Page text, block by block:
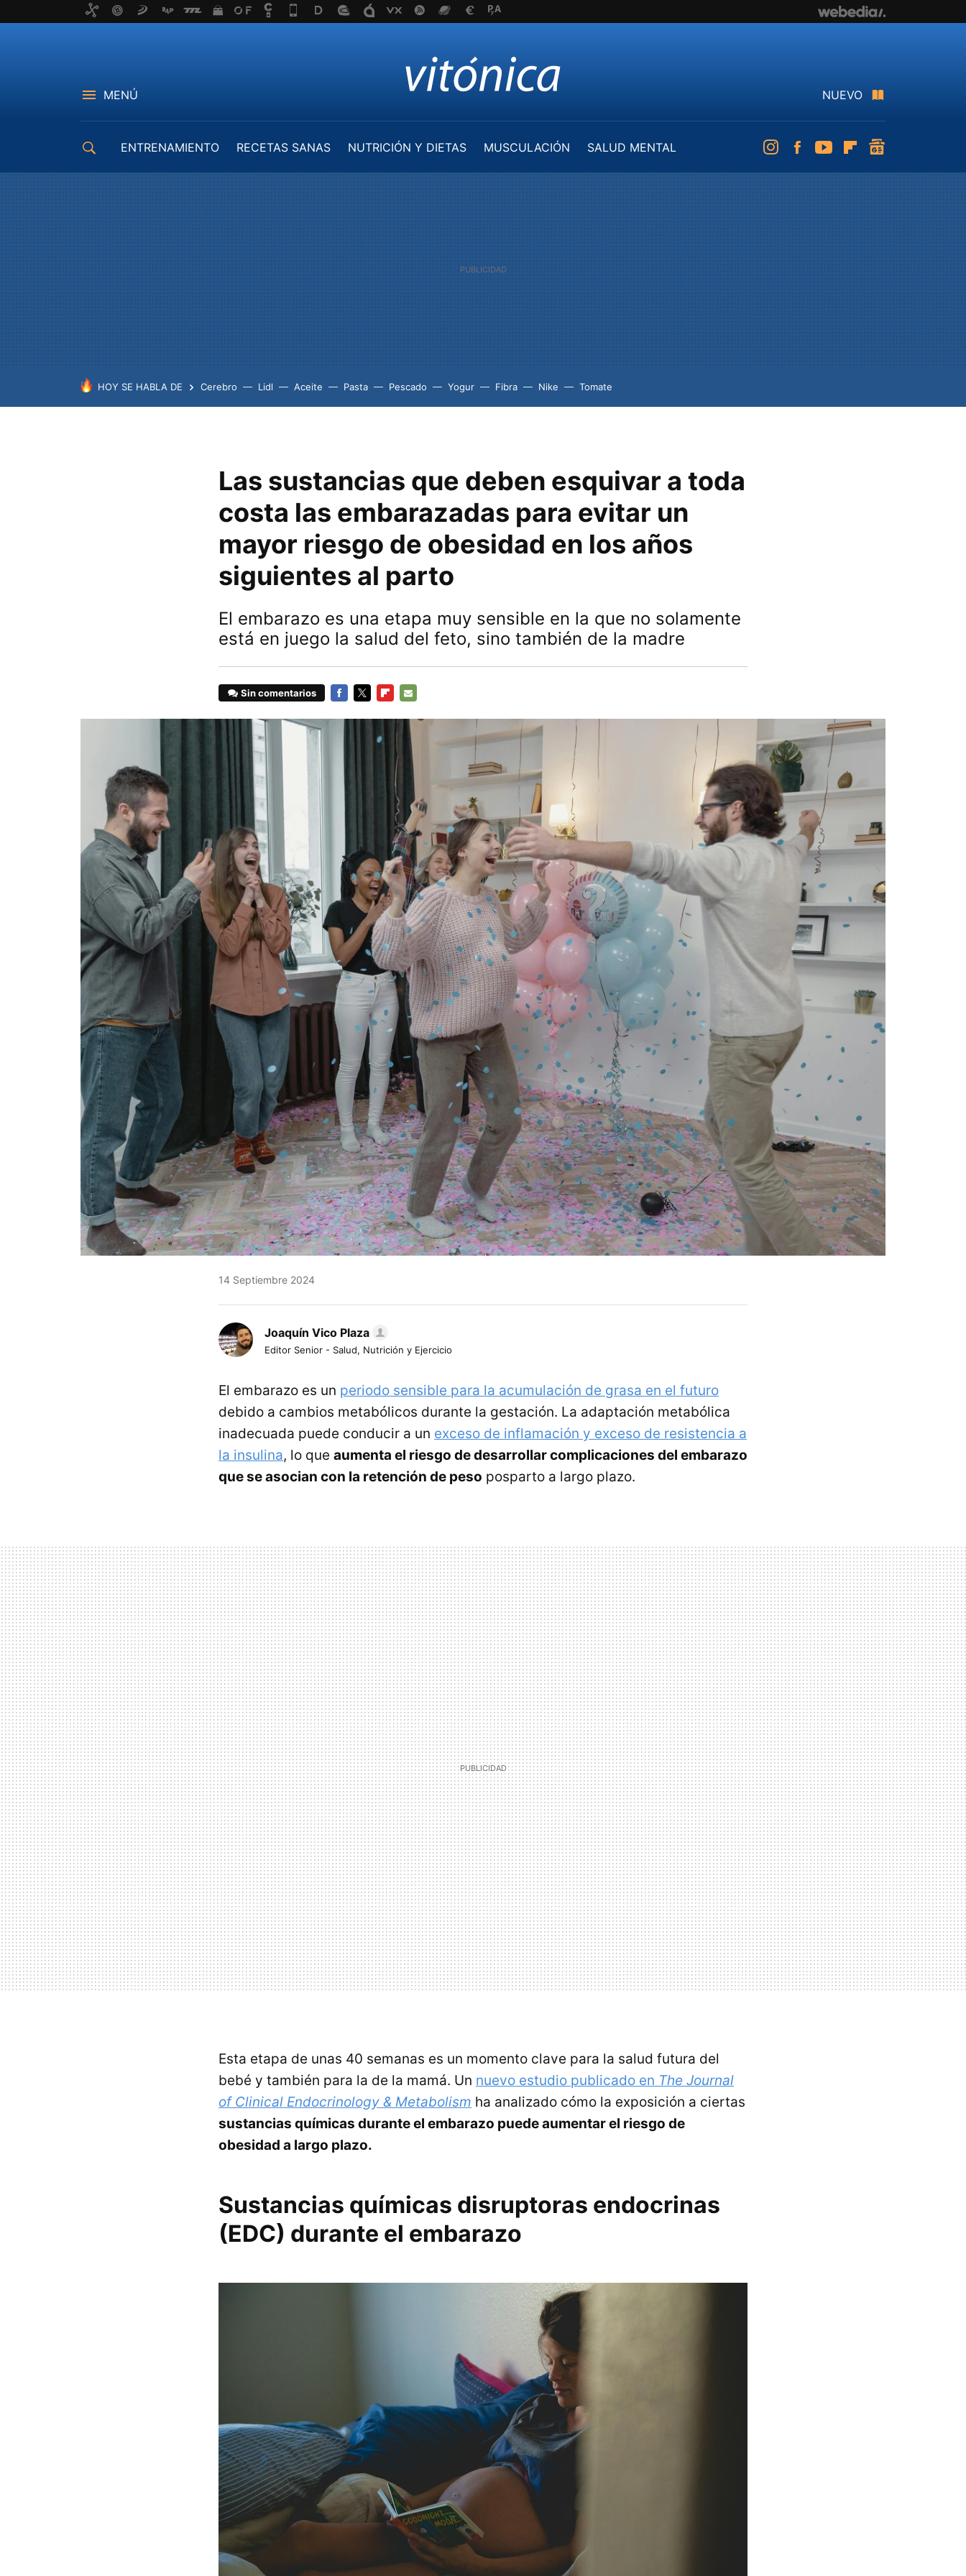
MENÚ NUEVO
ENTRENAMIENTO RECETAS SANAS NUTRICIÓN Y DIETAS MUSCULACIÓN
SALUD MENTAL
InstagramFacebookYoutubeFlipboard
HOY SE HABLA DE Cerebro Lidl Aceite Pasta Pescado Yogur Fibra Nike Tomate
Las sustancias que deben esquivar a toda
costa las embarazadas para evitar un
mayor riesgo de obesidad en los años
siguientes al parto
El embarazo es una etapa muy sensible en la que no solamente
está en juego la salud del feto, sino también de la madre
Sin comentarios
MAIL
14 Septiembre 2024
Joaquín Vico Plaza
Editor Senior - Salud, Nutrición y Ejercicio
El embarazo es un periodo sensible para la acumulación de grasa en el futuro
debido a cambios metabólicos durante la gestación. La adaptación metabólica
inadecuada puede conducir a un exceso de inflamación y exceso de resistencia a
la insulina, lo que aumenta el riesgo de desarrollar complicaciones del embarazo
que se asocian con la retención de peso posparto a largo plazo.
Esta etapa de unas 40 semanas es un momento clave para la salud futura del
bebé y también para la de la mamá. Un nuevo estudio publicado en The Journal
of Clinical Endocrinology & Metabolism ha analizado cómo la exposición a ciertas
sustancias químicas durante el embarazo puede aumentar el riesgo de
obesidad a largo plazo.
Sustancias químicas disruptoras endocrinas
(EDC) durante el embarazo